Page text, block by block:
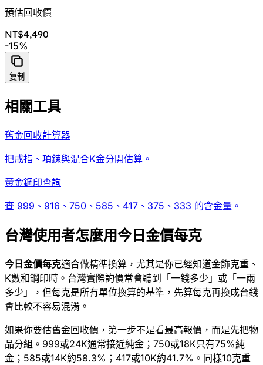
預估回收價
NT$4,490
-15%
复制
相關工具
舊金回收計算器
把戒指、項鍊與混合K金分開估算。
黃金鋼印查詢
查 999、916、750、585、417、375、333 的含金量。
台灣使用者怎麼用今日金價每克
今日金價每克適合做精準換算，尤其是你已經知道金飾克重、
K數和鋼印時。台灣實際詢價常會聽到「一錢多少」或「一兩
多少」，但每克是所有單位換算的基準，先算每克再換成台錢
會比較不容易混淆。
如果你要估舊金回收價，第一步不是看最高報價，而是先把物
品分組。999或24K通常接近純金；750或18K只有75%純
金；585或14K約58.3%；417或10K約41.7%。同樣10克重